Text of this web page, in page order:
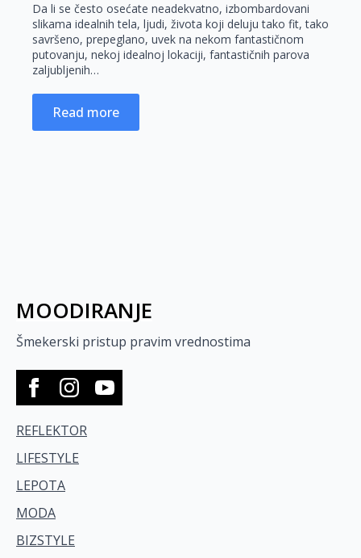
Da li se često osećate neadekvatno, izbombardovani
slikama idealnih tela, ljudi, života koji deluju tako fit, tako
savršeno, prepeglano, uvek na nekom fantastičnom
putovanju, nekoj idealnoj lokaciji, fantastičnih parova
zaljubljenih…
Read more
MOODIRANJE
Šmekerski pristup pravim vrednostima
REFLEKTOR
LIFESTYLE
LEPOTA
MODA
BIZSTYLE